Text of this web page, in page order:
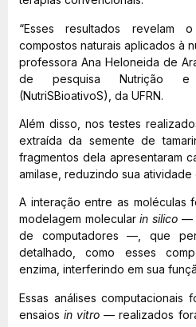
“Esses resultados revelam
compostos naturais aplicados à
professora Ana Heloneida de
de pesquisa Nutrição e
(NutriSBioativoS), da UFRN.
Além disso, nos testes
extraída da semente de
fragmentos dela apresentaram
amilase, reduzindo sua atividade
A interação entre as moléculas
modelagem molecularin silico —
de computadores —, que
detalhado, como esses
enzima, interferindo em sua
Essas análises computacionais
ensaiosin vitro — realizados